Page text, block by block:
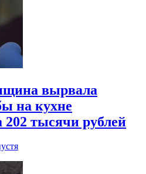
вырвала
на кухне
202 тысячи рублей